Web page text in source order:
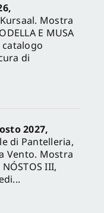
Mostra
E MUSA
catalogo
di
2027,
di Pantelleria,
Vento. Mostra
NÓSTOS III,